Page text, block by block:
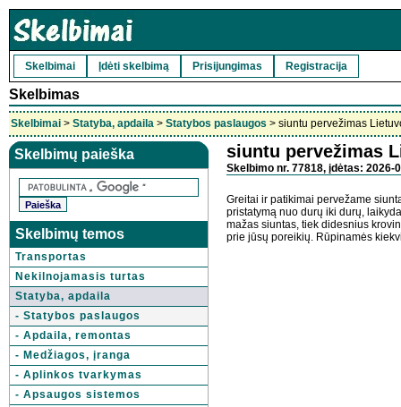
Skelbimai Įdėti skelbimą Prisijungimas Registracija
Skelbimas
Skelbimai > Statyba, apdaila > Statybos paslaugos > siuntu pervežimas
Skelbimų paieška
Skelbimų temos
Transportas
Nekilnojamasis turtas
Statyba, apdaila
- Statybos paslaugos
- Apdaila, remontas
- Medžiagos, įranga
- Aplinkos tvarkymas
- Apsaugos sistemos
siuntu pervežimas
Skelbimo nr. 77818, įdėtas: 2026-
Greitai ir patikimai pervežame
pristatymą nuo durų iki durų,
mažas siuntas, tiek didesnius
prie jūsų poreikių. Rūpinamės